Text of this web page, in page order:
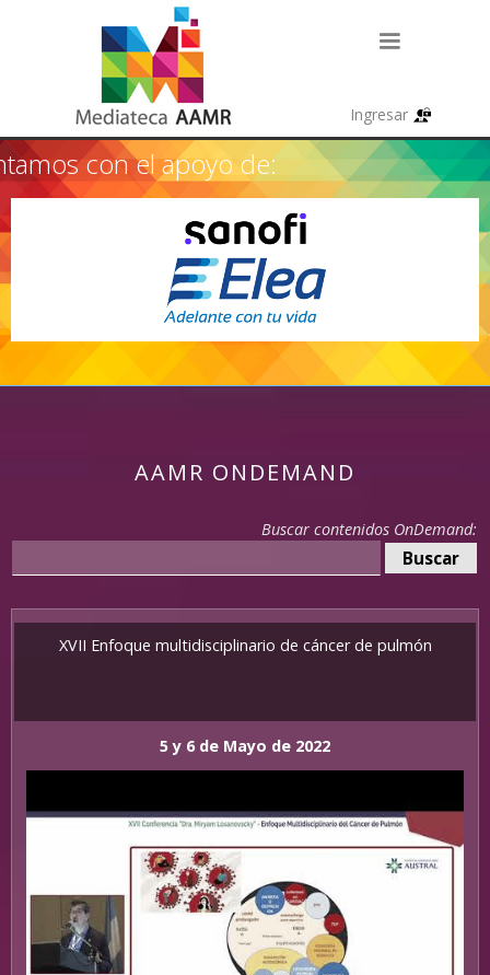
con el apoyo de:
AAMR ONDEMAND
Buscar contenidos OnDemand:
XVII Enfoque multidisciplinario de cáncer de pulmón
5 y 6 de Mayo de 2022